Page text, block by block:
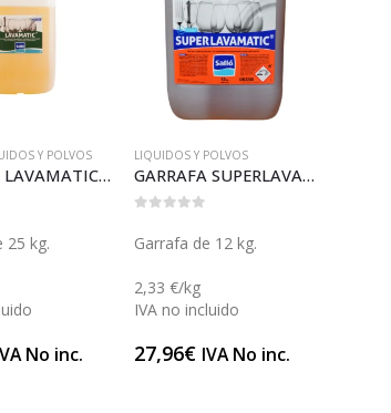
Y POLVOS
GARRAFA LAVAMATIC 25 (L051)
25 kg.
No inc.
LIQUIDOS Y POLVOS
GARRAFA SUPERLAVAMATIC 12 (L008)
Garrafa de 12 kg.
2,33 €/kg
IVA no incluido
27,96€ IVA No inc.